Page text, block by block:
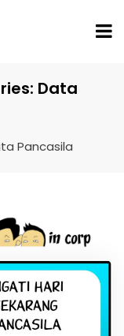
Data
Pancasila